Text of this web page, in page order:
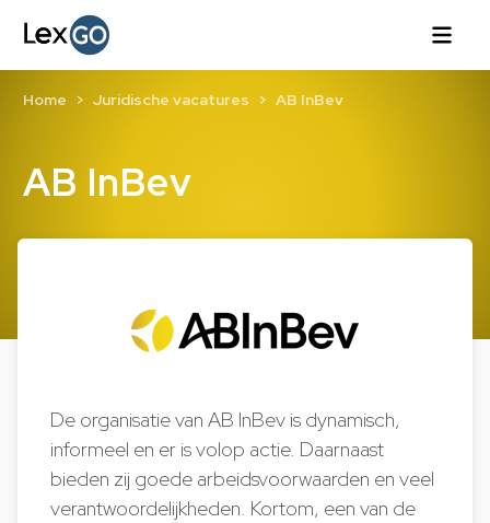
AB InBev
Home Juridische vacatures AB InBev
De organisatie van AB InBev is dynamisch,
informeel en er is volop actie. Daarnaast
bieden zij goede arbeidsvoorwaarden en veel
verantwoordelijkheden. Kortom, een van de